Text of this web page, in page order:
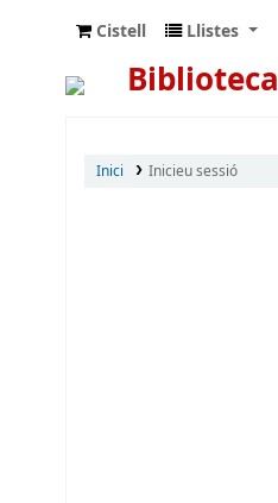
Cistell Llistes
Biblioteca
Inici Inicieu sessió